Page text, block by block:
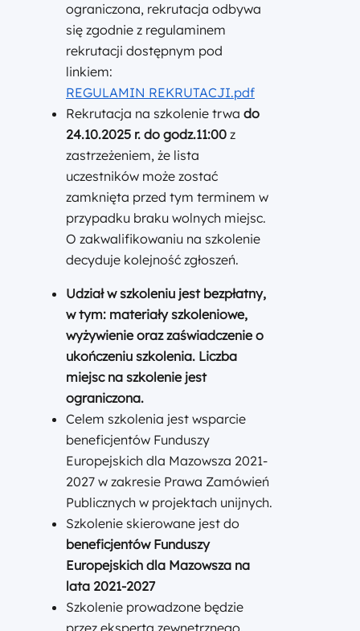
ograniczona, rekrutacja odbywa
się zgodnie z regulaminem
rekrutacji dostępnym pod
linkiem:
REGULAMIN REKRUTACJI.pdf
Rekrutacja na szkolenie trwa do
24.10.2025 r. do godz.11:00 z
zastrzeżeniem, że lista
uczestników może zostać
zamknięta przed tym terminem w
przypadku braku wolnych miejsc.
O zakwalifikowaniu na szkolenie
decyduje kolejność zgłoszeń.
Udział w szkoleniu jest bezpłatny,
w tym: materiały szkoleniowe,
wyżywienie oraz zaświadczenie o
ukończeniu szkolenia. Liczba
miejsc na szkolenie jest
ograniczona.
Celem szkolenia jest wsparcie
beneficjentów Funduszy
Europejskich dla Mazowsza 2021-
2027 w zakresie Prawa Zamówień
Publicznych w projektach unijnych.
Szkolenie skierowane jest do
beneficjentów Funduszy
Europejskich dla Mazowsza na
lata 2021-2027
Szkolenie prowadzone będzie
przez eksperta zewnętrznego.